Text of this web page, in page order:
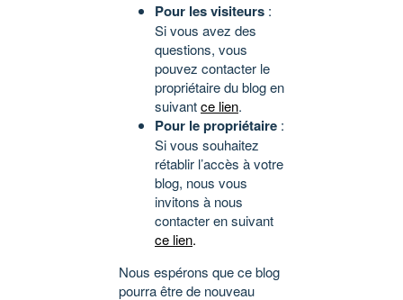
Pour les visiteurs :
Si vous avez des
questions, vous
pouvez contacter le
propriétaire du blog en
suivantce lien.
Pour le propriétaire :
Si vous souhaitez
rétablir l’accès à votre
blog, nous vous
invitons à nous
contacter en suivant
ce lien.
Nous espérons que ce blog
pourra être de nouveau